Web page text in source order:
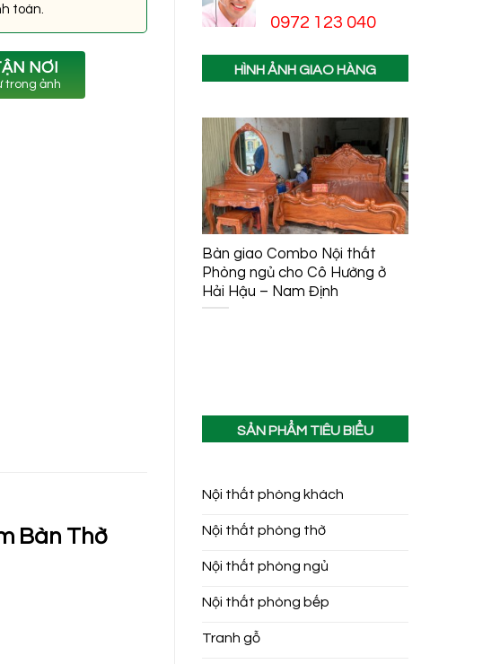
0972 123 040
HÌNH ẢNH GIAO HÀNG
Bàn giao Combo Nội thất
Phòng ngủ cho Cô Hường ở
Hải Hậu – Nam Định
SẢN PHẨM TIÊU BIỂU
Nội thất phòng khách
Nội thất phòng thờ
Nội thất phòng ngủ
Nội thất phòng bếp
Tranh gỗ
toán.
NƠI
trong ảnh
Bàn Thờ